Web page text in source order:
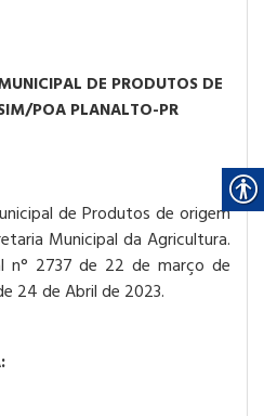
DE PRODUTOS DE
POA PLANALTO-PR
de Produtos de origem
Municipal da Agricultura.
n° 2737 de 22 de março de
24 de Abril de 2023.